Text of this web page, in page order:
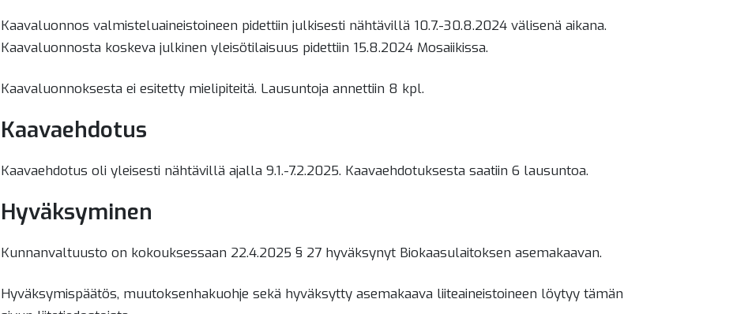
Kaavaluonnos valmisteluaineistoineen pidettiin julkisesti nähtävillä 10.7.-30.8.2024 välisenä aikana.
Kaavaluonnosta koskeva julkinen yleisötilaisuus pidettiin 15.8.2024 Mosaiikissa.
Kaavaluonnoksesta ei esitetty mielipiteitä. Lausuntoja annettiin 8 kpl.
Kaavaehdotus
Kaavaehdotus oli yleisesti nähtävillä ajalla 9.1.-7.2.2025. Kaavaehdotuksesta saatiin 6 lausuntoa.
Hyväksyminen
Kunnanvaltuusto on kokouksessaan 22.4.2025 § 27 hyväksynyt Biokaasulaitoksen asemakaavan.
Hyväksymispäätös, muutoksenhakuohje sekä hyväksytty asemakaava liiteaineistoineen löytyy tämän